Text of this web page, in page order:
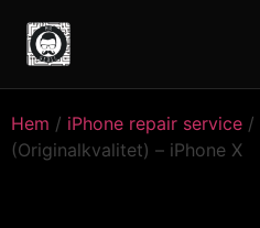
Hem / iPhone repair service /
(Originalkvalitet) – iPhone X